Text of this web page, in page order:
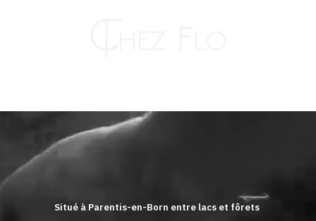
RESTAURANT
Situé à Parentis-en-Born entre lacs et fôrets